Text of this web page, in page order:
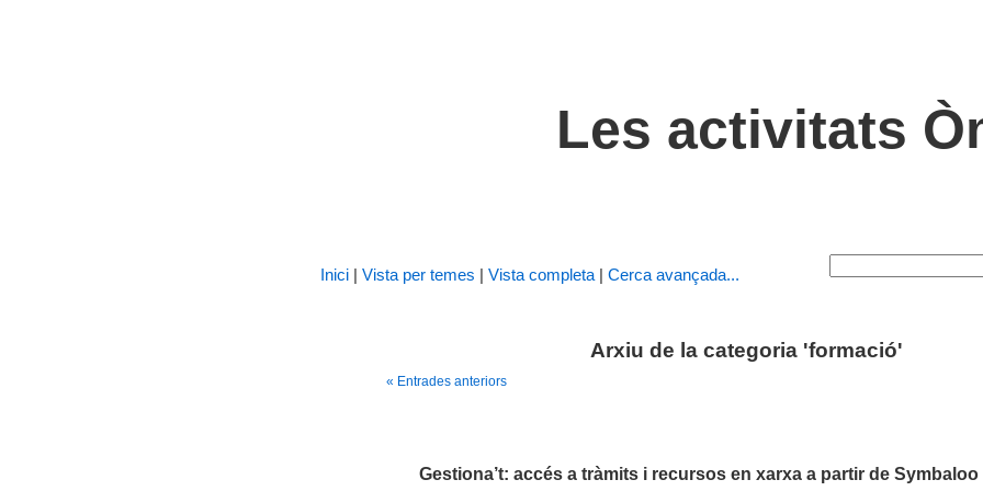
Les activitats
Inici | Vista per temes | Vista completa | Cerca avançada...
Arxiu de la categoria 'formació'
« Entrades anteriors
Gestiona’t: accés a tràmits i recursos en xarxa a partir de Symbaloo